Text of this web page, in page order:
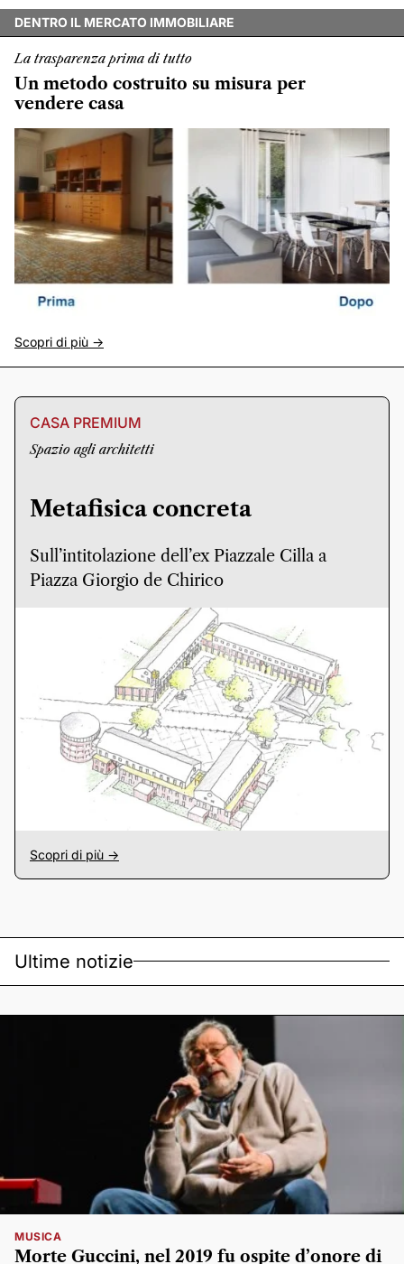
DENTRO IL MERCATO IMMOBILIARE
La trasparenza prima di tutto
Un metodo costruito su misura per
vendere casa
Scopri di più ->
CASA PREMIUM
Spazio agli architetti
Metafisica concreta
Sull’intitolazione dell’ex Piazzale Cilla a
Piazza Giorgio de Chirico
Scopri di più ->
Ultime notizie
MUSICA
Morte Guccini, nel 2019 fu ospite d’onore di